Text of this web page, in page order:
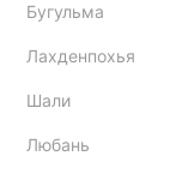
Бугульма
Лахденпохья
Шали
Любань